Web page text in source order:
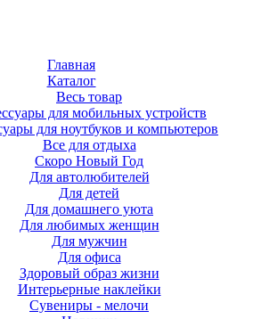
Главная
Каталог
Весь товар
для мобильных устройств
для ноутбуков и компьютеров
Все для отдыха
Скоро Новый Год
Для автолюбителей
Для детей
Для домашнего уюта
Для любимых женщин
Для мужчин
Для офиса
Здоровый образ жизни
Интерьерные наклейки
Сувениры - мелочи